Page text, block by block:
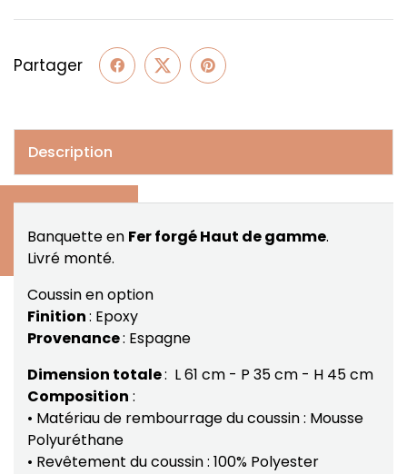
Partager
Description
Banquette en Fer forgé Haut de gamme.
Livré monté.
Coussin en option
Finition: Epoxy
Provenance: Espagne
Dimension totale: L 61 cm - P 35 cm - H 45 cm
Composition :
• Matériau de rembourrage du coussin : Mousse
Polyuréthane
• Revêtement du coussin : 100% Polyester